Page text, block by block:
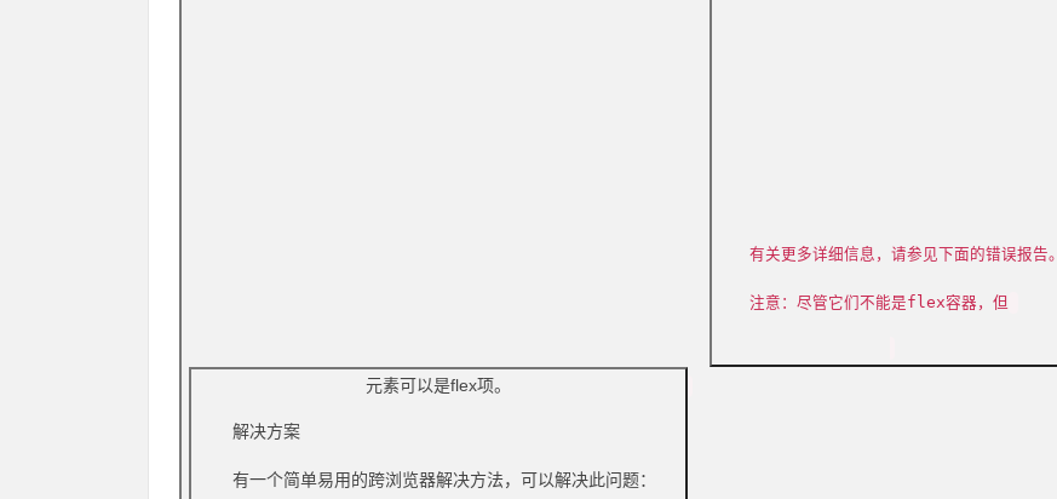
有关更多详细信息，请参见下面的错误报告。
注意：尽管它们不能是flex容器，但
元素可以是flex项。
解决方案
有一个简单易用的跨浏览器解决方法，可以解决此问题：